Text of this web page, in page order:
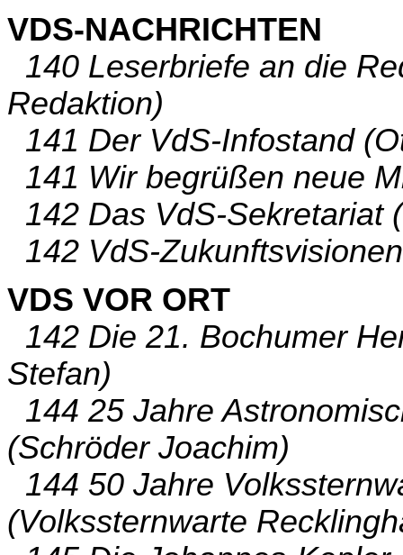
VDS-NACHRICHTEN
140 Leserbriefe an die
Redaktion)
141 Der VdS-Infostand
141 Wir begrüßen neue
142 Das VdS-Sekretariat
142 VdS-
VDS VOR ORT
142 Die 21. Bochumer
Stefan)
144 25 Jahre
(Schröder Joachim)
144 50 Jahre
(Volkssternwarte